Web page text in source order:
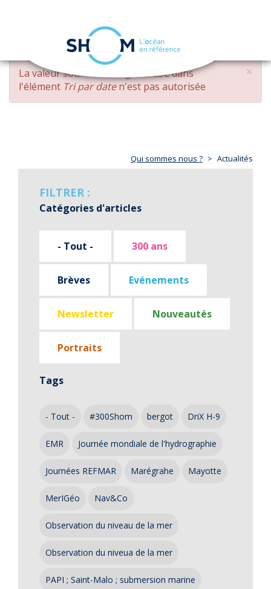
Aller
contenu
principal
navigation
×
MESSAGE
D'ERREUR
La valeur soumise changed DESCdans
l'élément Tri par daten'est pas autorisée
Qui sommes nous ? Actualités
FILTRER :
Catégories d'articles
- Tout - 300 ans
Brèves Evénements
Newsletter Nouveautés
Portraits
Tags
- Tout - #300Shom bergot DriX H-9
EMR Journée mondiale de l'hydrographie
Journées REFMAR Marégrahe Mayotte
MerIGéo Nav&Co
Observation du niveau de la mer
Observation du niveua de la mer
PAPI ; Saint-Malo ; submersion marine